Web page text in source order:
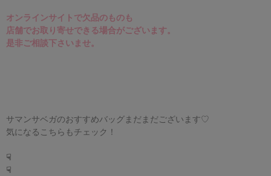
オンラインサイトで欠品のものも
店舗でお取り寄せできる場合がございます。
是非ご相談下さいませ。
サマンサベガのおすすめバッグまだまだございます♡
気になるこちらもチェック！
☟
☟